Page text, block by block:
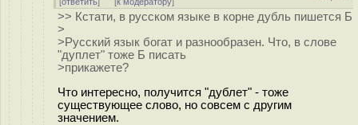
>> Кстати, в русском языке в корне дубль пишется Б
>
>Русский язык богат и разнообразен. Что, в слове
"дуплет" тоже Б писать
>прикажете?
Что интересно, получится "дублет" - тоже
существующее слово, но совсем с другим
значением.